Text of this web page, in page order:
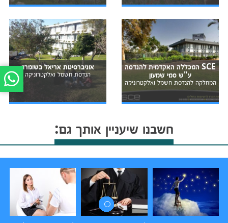
SCE המכללה האקדמית להנדסה
ע"ש סמי שמעון
המחלקה להנדסת חשמל ואלקטרוניקה
אוניברסיטת אריאל בשומרון
הנדסת חשמל ואלקטרוניקה
חשבנו שיעניין אותך גם: